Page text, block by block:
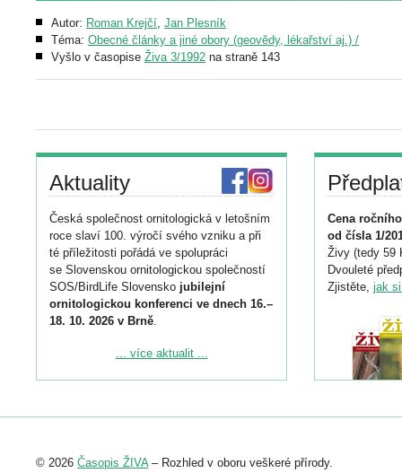
Autor: Roman Krejčí, Jan Plesník
Téma: Obecné články a jiné obory (geovědy, lékařství aj.) /
Vyšlo v časopise Živa 3/1992 na straně 143
Aktuality
Česká společnost ornitologická v letošním
roce slaví 100. výročí svého vzniku a při
té příležitosti pořádá ve spolupráci
se Slovenskou ornitologickou společností
SOS/BirdLife Slovensko jubilejní
ornitologickou konferenci ve dnech 16.–
18. 10. 2026 v Brně.
Podrobnější informace ke konferenci
Registrovat se můžete do 6. září.
abstraktu přihlášené přednášky nebo
... více aktualit ...
Cena
od čísla 1/
Živy (tedy 59
Dvouleté
Zjistěte, jak
© 2026 Časopis ŽIVA– Rozhled v oboru veškeré přírody.